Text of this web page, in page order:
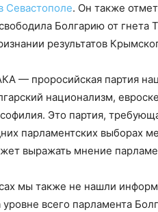
Севастополе. Он также
Болгарию от
результатов
— проросийская партия
национализм,
Это партия,
парламентских выборах
выражать мнение
мы также не нашли
всего парламента